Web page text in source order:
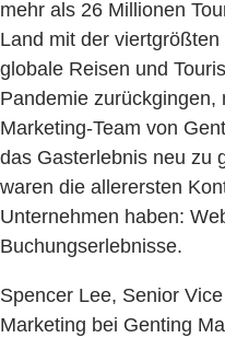
mehr als 26 Millionen
Land mit der
globale Reisen und
Pandemie zurückgingen,
Marketing-Team von
das Gasterlebnis neu zu
waren die allerersten
Unternehmen haben:
Buchungserlebnisse.
Spencer Lee, Senior
Marketing bei Genting